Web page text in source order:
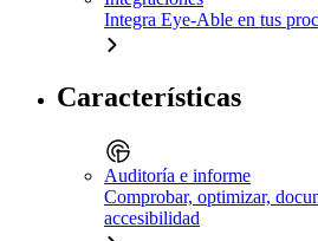
Integra Eye-Able en tus
Características
Auditoría e informe
Comprobar, optimizar,
accesibilidad